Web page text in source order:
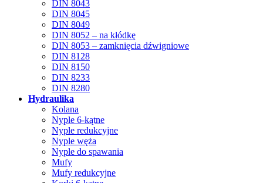
DIN 8043
DIN 8045
DIN 8049
DIN 8052 – na kłódkę
DIN 8053 – zamknięcia dźwigniowe
DIN 8128
DIN 8150
DIN 8233
DIN 8280
Hydraulika
Kolana
Nyple 6-kątne
Nyple redukcyjne
Nyple węża
Nyple do spawania
Mufy
Mufy redukcyjne